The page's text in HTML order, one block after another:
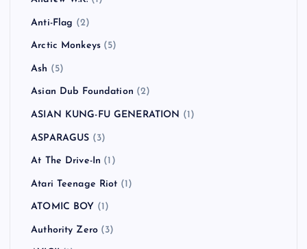
Anti-Flag (2)
Arctic Monkeys (5)
Ash (5)
Asian Dub Foundation (2)
ASIAN KUNG-FU GENERATION (1)
ASPARAGUS (3)
At The Drive-In (1)
Atari Teenage Riot (1)
ATOMIC BOY (1)
Authority Zero (3)